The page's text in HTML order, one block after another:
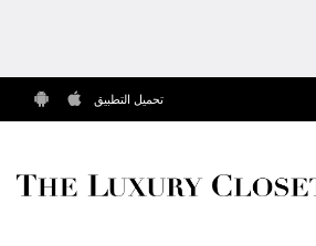
تحميل التطبيق